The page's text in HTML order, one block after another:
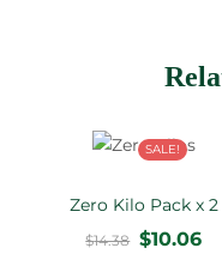
SALE!
Zero Kilo Pack x 2
$14.38 $10.06